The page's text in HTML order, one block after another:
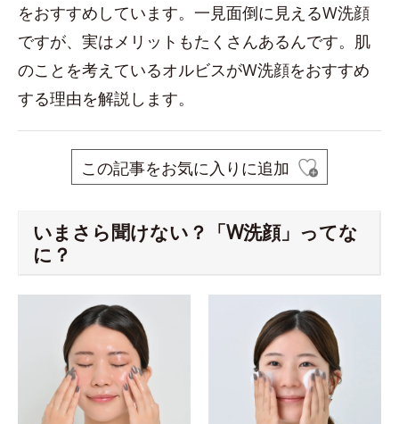
をおすすめしています。一見面倒に見えるW洗顔
ですが、実はメリットもたくさんあるんです。肌
のことを考えているオルビスがW洗顔をおすすめ
する理由を解説します。
この記事をお気に入りに追加
いまさら聞けない？「W洗顔」ってな
に？